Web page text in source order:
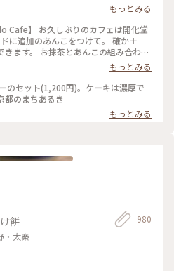
もっとみる
Cafe】 お久しぶりのカフェは開化堂
に追加のあんこをつけて。 確か＋
きます。 お抹茶とあんこの組み合わせ
加…♪ちなみにあんこは、大好きな中
っと最中の皮も。以前 #中村製餡所 さ
良かったら☺︎ そして暑いので、水出
自分の好きな濃さにして頂きます。
んですよ◎ ☺︎ 現在は、満席だとテイ
です。席の予約はできませんが、電話
を過ごしています。なかなか投稿が追
これからもよろしくお願いします☺︎
もっとみる
のセット(1,200円)。ケーキは濃厚で
都のまちあるき
もっとみる
餅
・太秦
980